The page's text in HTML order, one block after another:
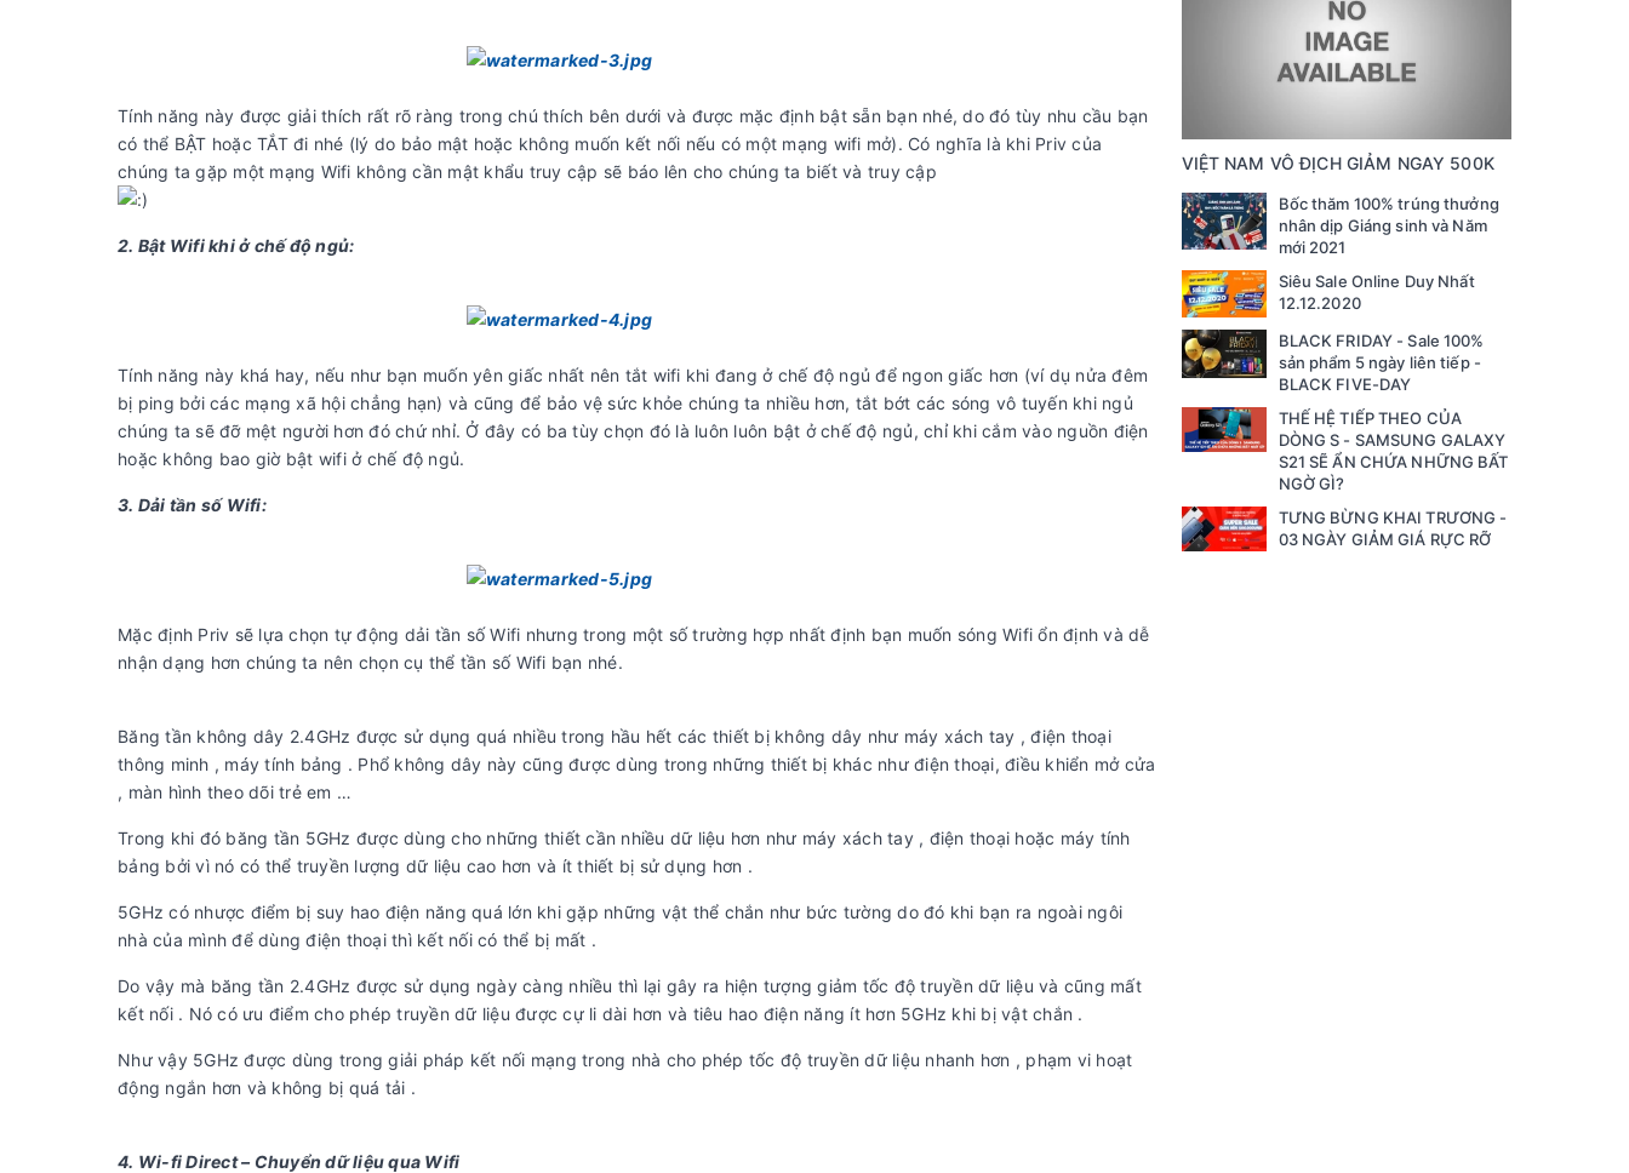
Tính năng này được giải thích rất rõ ràng trong chú thích bên dưới và được mặc định bật sẵn bạn nhé, do đó tùy nhu cầu bạn
có thể BẬT hoặc TẮT đi nhé (lý do bảo mật hoặc không muốn kết nối nếu có một mạng wifi mở). Có nghĩa là khi Priv của
chúng ta gặp một mạng Wifi không cần mật khẩu truy cập sẽ báo lên cho chúng ta biết và truy cập
2. Bật Wifi khi ở chế độ ngủ:
Tính năng này khá hay, nếu như bạn muốn yên giấc nhất nên tắt wifi khi đang ở chế độ ngủ để ngon giấc hơn (ví dụ nửa đêm
bị ping bởi các mạng xã hội chẳng hạn) và cũng để bảo vệ sức khỏe chúng ta nhiều hơn, tắt bớt các sóng vô tuyến khi ngủ
chúng ta sẽ đỡ mệt người hơn đó chứ nhỉ. Ở đây có ba tùy chọn đó là luôn luôn bật ở chế độ ngủ, chỉ khi cắm vào nguồn điện
hoặc không bao giờ bật wifi ở chế độ ngủ.
3. Dải tần số Wifi:
Mặc định Priv sẽ lựa chọn tự động dải tần số Wifi nhưng trong một số trường hợp nhất định bạn muốn sóng Wifi ổn định và dễ
nhận dạng hơn chúng ta nên chọn cụ thể tần số Wifi bạn nhé.
Băng tần không dây 2.4GHz được sử dụng quá nhiều trong hầu hết các thiết bị không dây như máy xách tay , điện thoại
thông minh , máy tính bảng . Phổ không dây này cũng được dùng trong những thiết bị khác như điện thoại, điều khiển mở cửa
, màn hình theo dõi trẻ em …
Trong khi đó băng tần 5GHz được dùng cho những thiết cần nhiều dữ liệu hơn như máy xách tay , điện thoại hoặc máy tính
bảng bởi vì nó có thể truyền lượng dữ liệu cao hơn và ít thiết bị sử dụng hơn .
5GHz có nhược điểm bị suy hao điện năng quá lớn khi gặp những vật thể chắn như bức tường do đó khi bạn ra ngoài ngôi
nhà của mình để dùng điện thoại thì kết nối có thể bị mất .
Do vậy mà băng tần 2.4GHz được sử dụng ngày càng nhiều thì lại gây ra hiện tượng giảm tốc độ truyền dữ liệu và cũng mất
kết nối . Nó có ưu điểm cho phép truyền dữ liệu được cự li dài hơn và tiêu hao điện năng ít hơn 5GHz khi bị vật chắn .
Như vậy 5GHz được dùng trong giải pháp kết nối mạng trong nhà cho phép tốc độ truyền dữ liệu nhanh hơn , phạm vi hoạt
động ngắn hơn và không bị quá tải .
4. Wi-fi Direct – Chuyển dữ liệu qua Wifi
VIỆT NAM VÔ ĐỊCH GIẢM NGAY 500K
Bốc thăm 100% trúng thưởng
nhân dịp Giáng sinh và Năm
mới 2021
Siêu Sale Online Duy Nhất
12.12.2020
BLACK FRIDAY - Sale 100%
sản phẩm 5 ngày liên tiếp -
BLACK FIVE-DAY
THẾ HỆ TIẾP THEO CỦA
DÒNG S - SAMSUNG GALAXY
S21 SẼ ẨN CHỨA NHỮNG BẤT
NGỜ GÌ?
TƯNG BỪNG KHAI TRƯƠNG -
03 NGÀY GIẢM GIÁ RỰC RỠ